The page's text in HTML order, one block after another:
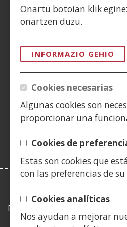
Onartu botoian klik
onartzen duzu.
INFORMAZIO GEHIO
Cookies necesarias
Algunas cookies son
proporcionar una
Cookies de
Estas son cookies que
con las preferencias de
Cookies analíticas
Nos ayudan a mejorar
Facebook
(Ireki
leiho
berrian)
Twitter
(Ireki
leiho
berrian)
LinkedIn
(Ireki
leiho
berrian)
(Ireki
leiho
Esta web se ajusta a lo
9 de diciembre, de